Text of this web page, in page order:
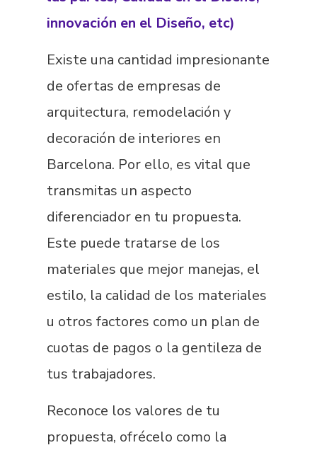
innovación en el Diseño, etc)
Existe una cantidad impresionante
de ofertas de empresas de
arquitectura, remodelación y
decoración de interiores en
Barcelona. Por ello, es vital que
transmitas un aspecto
diferenciador en tu propuesta.
Este puede tratarse de los
materiales que mejor manejas, el
estilo, la calidad de los materiales
u otros factores como un plan de
cuotas de pagos o la gentileza de
tus trabajadores.
Reconoce los valores de tu
propuesta, ofrécelo como la